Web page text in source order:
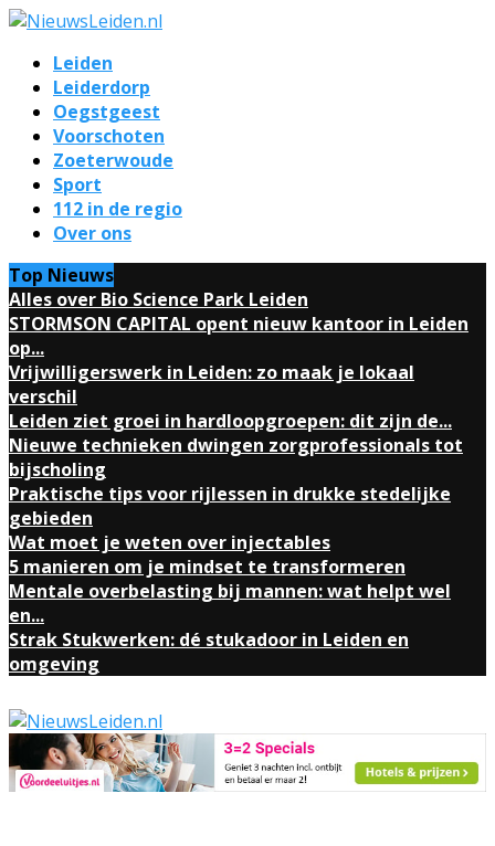
Leiden
Leiderdorp
Oegstgeest
Voorschoten
Zoeterwoude
Sport
112 in de regio
Over ons
Top Nieuws
Alles over Bio Science Park Leiden
STORMSON CAPITAL opent nieuw kantoor in Leiden
op...
Vrijwilligerswerk in Leiden: zo maak je lokaal
verschil
Leiden ziet groei in hardloopgroepen: dit zijn de...
Nieuwe technieken dwingen zorgprofessionals tot
bijscholing
Praktische tips voor rijlessen in drukke stedelijke
gebieden
Wat moet je weten over injectables
5 manieren om je mindset te transformeren
Mentale overbelasting bij mannen: wat helpt wel
en...
Strak Stukwerken: dé stukadoor in Leiden en
omgeving